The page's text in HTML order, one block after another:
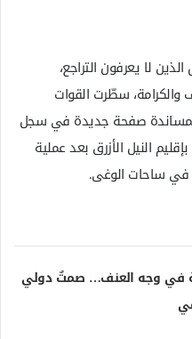
لا يعرفون التراجع،
سطّرت القوات
صفحة جديدة في سجل
النيل الأزرق بعد عملية
في ساحات الوغى.
في وجه العنف… صمتٌ دولي